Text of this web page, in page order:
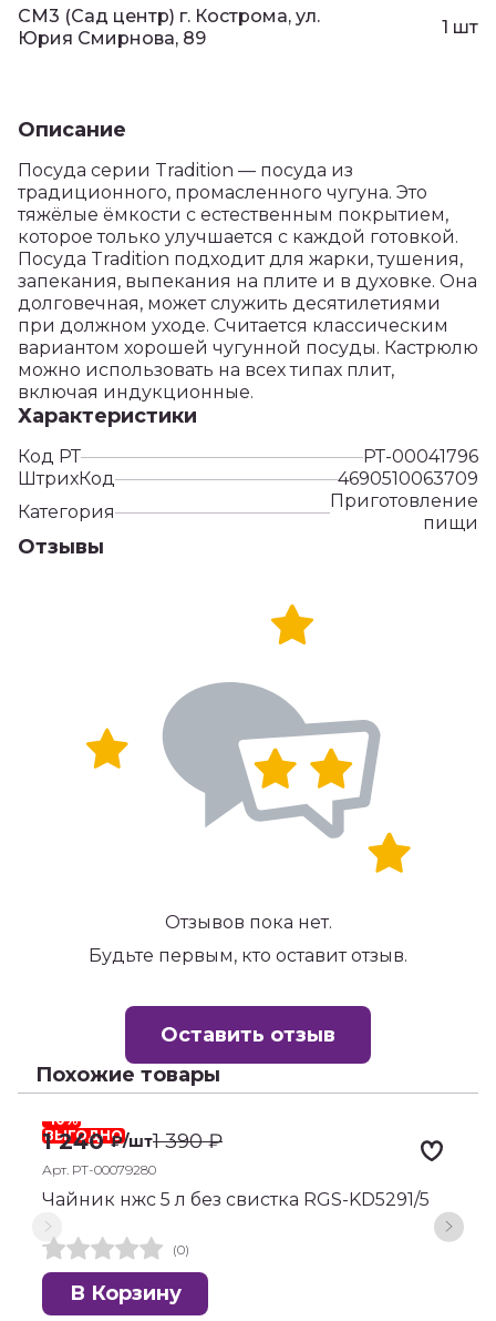
СМ3 (Сад центр) г. Кострома, ул.
Юрия Смирнова, 89
1 шт
Описание
Посуда серии Tradition — посуда из
традиционного, промасленного чугуна. Это
тяжёлые ёмкости с естественным покрытием,
которое только улучшается с каждой готовкой.
Посуда Tradition подходит для жарки, тушения,
запекания, выпекания на плите и в духовке. Она
долговечная, может служить десятилетиями
при должном уходе. Считается классическим
вариантом хорошей чугунной посуды. Кастрюлю
можно использовать на всех типах плит,
включая индукционные.
Характеристики
Код РТ
РТ-00041796
ШтрихКод
4690510063709
Категория
Приготовление
пищи
Отзывы
Отзывов пока нет.
Будьте первым, кто оставит отзыв.
Оставить отзыв
Похожие товары
ВЫГОДНО
-10%
1 240₽/шт1 390₽
Арт. РТ-00079280
Чайник нжс 5 л без свистка RGS-KD5291/5
(0)
В Корзину